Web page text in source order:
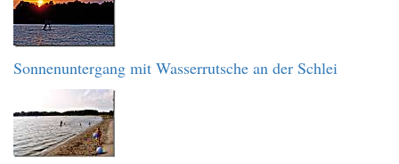
Sonnenuntergang mit Wasserrutsche an der Schlei